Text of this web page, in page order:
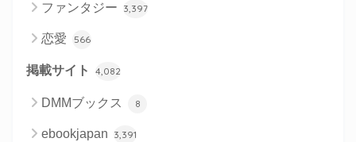
ファンタジー 3,397
恋愛 566
掲載サイト 4,082
DMMブックス 8
ebookjapan 3,391